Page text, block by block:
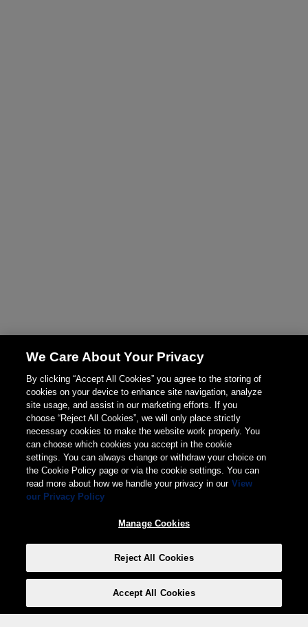
We Care About Your Privacy
By clicking “Accept All Cookies” you agree to the storing of
cookies on your device to enhance site navigation, analyze
site usage, and assist in our marketing efforts. If you
choose “Reject All Cookies”, we will only place strictly
necessary cookies to make the website work properly. You
can choose which cookies you accept in the cookie
settings. You can always change or withdraw your choice on
the Cookie Policy page or via the cookie settings. You can
read more about how we handle your privacy in our View
our Privacy Policy
Manage Cookies
Reject All Cookies
Accept All Cookies